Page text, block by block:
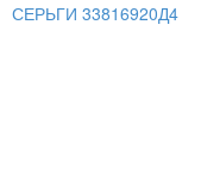
СЕРЬГИ 33816920Д4